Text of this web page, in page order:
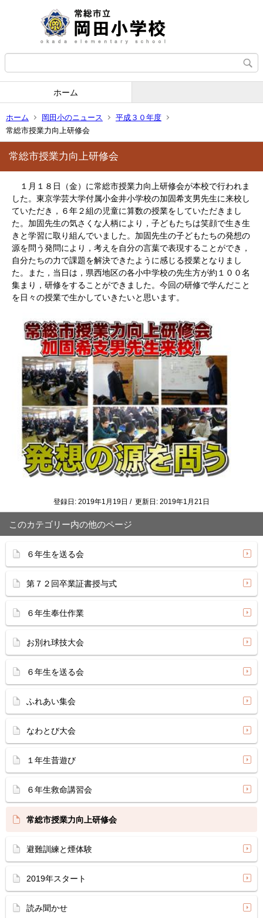
ホーム
ホーム 岡田小のニュース
平成３０年度
常総市授業力向上研修会
常総市授業力向上研修会
１月１８日（金）に常総市授業力向上研修会が本校で行われま
した。東京学芸大学付属小金井小学校の加固希支男先生に来校し
ていただき，６年２組の児童に算数の授業をしていただきまし
た。加固先生の気さくな人柄により，子どもたちは笑顔で生き生
きと学習に取り組んでいました。加固先生の子どもたちの発想の
源を問う発問により，考えを自分の言葉で表現することができ，
自分たちの力で課題を解決できたように感じる授業となりまし
た。また，当日は，県西地区の各小中学校の先生方が約１００名
集まり，研修をすることができました。今回の研修で学んだこと
を日々の授業で生かしていきたいと思います。
登録日: 2019年1月19日 / 更新日: 2019年1月21日
このカテゴリー内の他のページ
６年生を送る会
第７２回卒業証書授与式
６年生奉仕作業
お別れ球技大会
６年生を送る会
ふれあい集会
なわとび大会
１年生昔遊び
６年生救命講習会
常総市授業力向上研修会
避難訓練と煙体験
2019年スタート
読み聞かせ